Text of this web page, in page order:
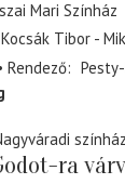
Mari Színház
Tibor -
Rendező
színház
ra